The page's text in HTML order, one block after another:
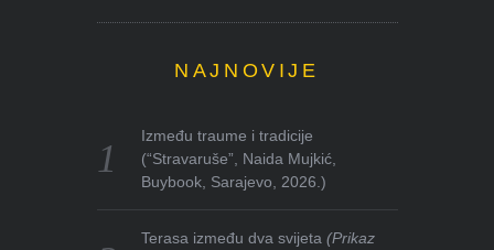
NAJNOVIJE
Između traume i tradicije
(“Stravaruše”, Naida Mujkić,
Buybook, Sarajevo, 2026.)
Terasa između dva svijeta(Prikaz